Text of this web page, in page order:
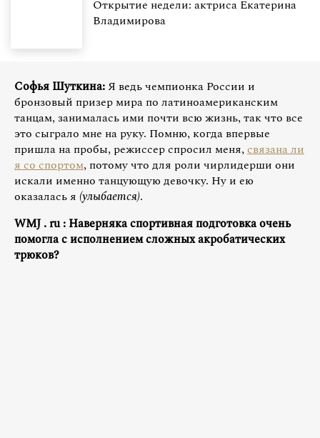
Открытие недели: актриса Екатерина
Владимирова
Софья Шуткина:Я ведь чемпионка России и
бронзовый призер мира по латиноамериканским
танцам, занималась ими почти всю жизнь, так что все
это сыграло мне на руку. Помню, когда впервые
пришла на пробы, режиссер спросил меня,связана ли
я со спортом, потому что для роли чирлидерши они
искали именно танцующую девочку. Ну и ею
оказалась я (улыбается).
WMJ .ru : Наверняка спортивная подготовка очень
помогла с исполнением сложных акробатических
трюков?